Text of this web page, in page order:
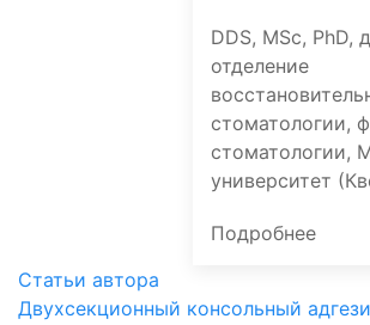
DDS, MSc, PhD,
отделение
стоматологии,
стоматологии,
университет
Подробнее
Статьи автора
Двухсекционный консольный